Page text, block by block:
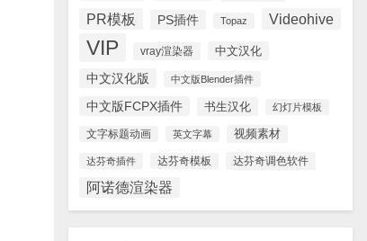
PR模板 PS插件 Topaz Videohive
VIP vray渲染器 中文汉化
中文汉化版 中文版Blender插件
中文版FCPX插件 书生汉化 幻灯片模板
文字标题动画 英文字幕 视频素材
达芬奇插件 达芬奇模板 达芬奇调色软件
阿诺德渲染器